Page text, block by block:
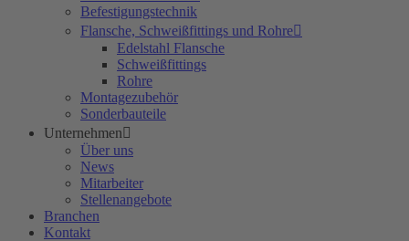
Befestigungstechnik
Flansche, Schweißfittings und Rohre
Edelstahl Flansche
Schweißfittings
Rohre
Montagezubehör
Sonderbauteile
Unternehmen
Über uns
News
Mitarbeiter
Stellenangebote
Branchen
Kontakt